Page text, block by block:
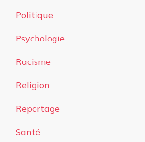
Politique
Psychologie
Racisme
Religion
Reportage
Santé